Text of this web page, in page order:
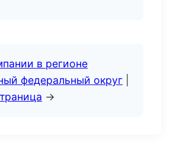
в регионе
федеральный округ
→